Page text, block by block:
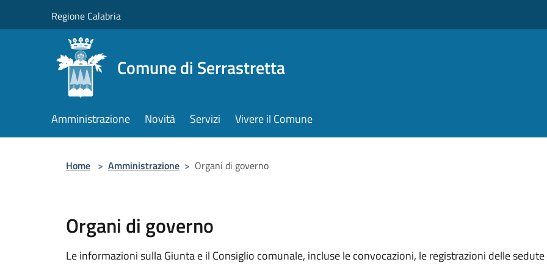
Regione Calabria
Comune di Serrastretta
Amministrazione Novità Servizi Vivere il Comune
Home > Amministrazione > Organi di governo
Organi di governo
Le informazioni sulla Giunta e il Consiglio comunale, incluse le convocazioni, le registrazioni delle